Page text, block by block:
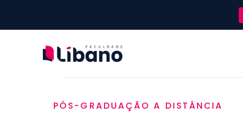
PÓS-GRADUAÇÃO A DISTÂNCIA